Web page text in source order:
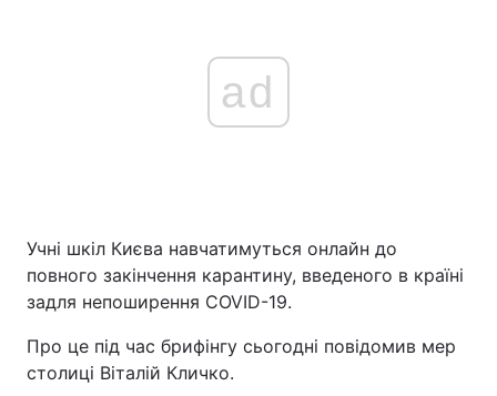
ad
Учні шкіл Києва навчатимуться онлайн до
повного закінчення карантину, введеного в країні
задля непоширення COVID-19.
Про це під час брифінгу сьогодні повідомив мер
столиці Віталій Кличко.